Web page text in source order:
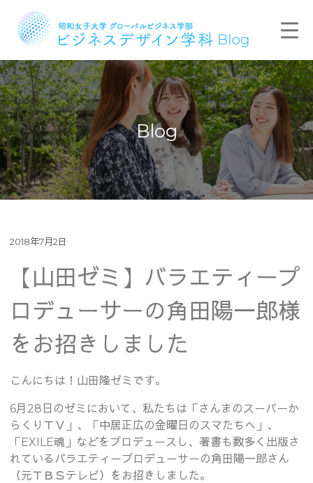
Blog
2018年7月2日
【山田ゼミ】バラエティープ
ロデューサーの角田陽一郎様
をお招きしました
こんにちは！山田隆ゼミです。
6月28日のゼミにおいて、私たちは「さんまのスーパーか
らくりＴＶ」、「中居正広の金曜日のスマたちへ」、
「EXILE魂」などをプロデュースし、著書も数多く出版さ
れているバラエティープロデューサーの角田陽一郎さん
（元ＴＢＳテレビ）をお招きしました。